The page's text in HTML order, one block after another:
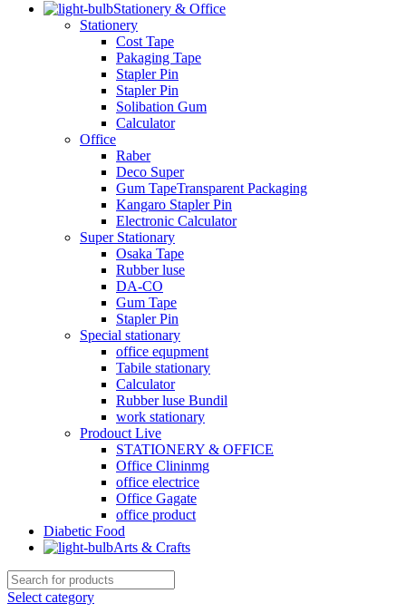
Stationery & Office
Stationery
Cost Tape
Pakaging Tape
Stapler Pin
Stapler Pin
Solibation Gum
Calculator
Office
Raber
Deco Super
Gum TapeTransparent Packaging
Kangaro Stapler Pin
Electronic Calculator
Super Stationary
Osaka Tape
Rubber luse
DA-CO
Gum Tape
Stapler Pin
Special stationary
office equpment
Tabile stationary
Calculator
Rubber luse Bundil
work stationary
Prodouct Live
STATIONERY & OFFICE
Office Clininmg
office electrice
Office Gagate
office product
Diabetic Food
Arts & Crafts
Select category